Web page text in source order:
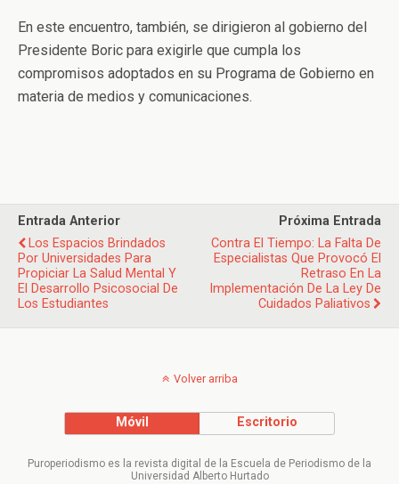
En este encuentro, también, se dirigieron al gobierno del
Presidente Boric para exigirle que cumpla los
compromisos adoptados en su Programa de Gobierno en
materia de medios y comunicaciones.
Entrada Anterior
Los Espacios Brindados
Por Universidades Para
Propiciar La Salud Mental Y
El Desarrollo Psicosocial De
Los Estudiantes
Próxima Entrada
Contra El Tiempo: La Falta De
Especialistas Que Provocó El
Retraso En La
Implementación De La Ley De
Cuidados Paliativos
Volver arriba
Móvil Escritorio
Puroperiodismo es la revista digital de la Escuela de Periodismo de la
Universidad Alberto Hurtado